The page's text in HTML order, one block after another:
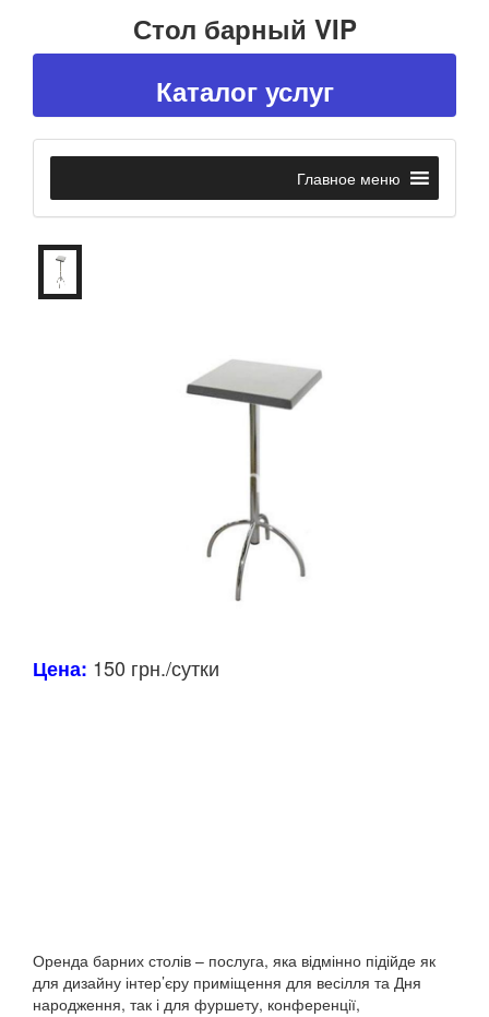
Стол барный VIP
Каталог услуг
Главное меню
Цена: 150 грн./сутки
Оренда барних столів – послуга, яка відмінно підійде як
для дизайну інтер’єру приміщення для весілля та Дня
народження, так і для фуршету, конференції,